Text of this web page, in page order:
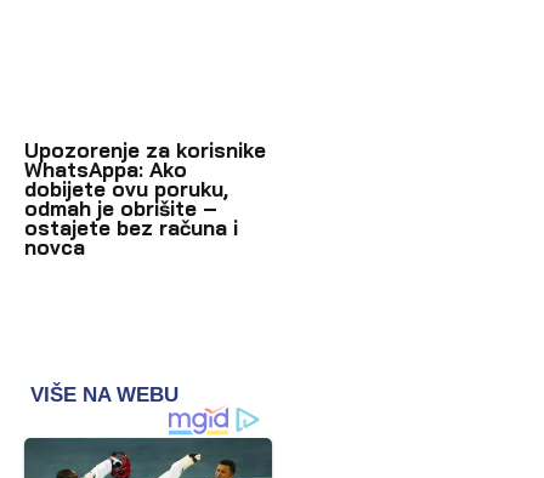
Upozorenje za korisnike
WhatsAppa: Ako
dobijete ovu poruku,
odmah je obrišite –
ostajete bez računa i
novca